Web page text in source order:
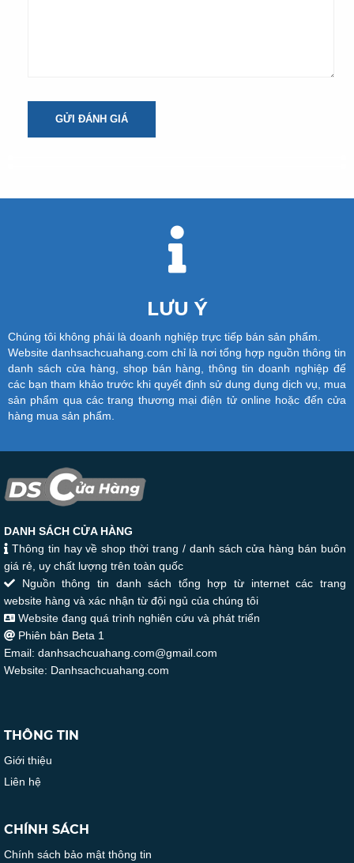
GỬI ĐÁNH GIÁ
LƯU Ý
Chúng tôi không phải là doanh nghiệp trực tiếp bán sản phẩm.
Website danhsachcuahang.com chỉ là nơi tổng hợp nguồn thông tin
danh sách cửa hàng, shop bán hàng, thông tin doanh nghiệp để
các bạn tham khảo trước khi quyết định sử dung dụng dịch vụ, mua
sản phẩm qua các trang thương mại điện tử online hoặc đến cửa
hàng mua sản phẩm.
DANH SÁCH CỬA HÀNG
Thông tin hay về shop thời trang / danh sách cửa hàng bán buôn
giá rẻ, uy chất lượng trên toàn quốc
Nguồn thông tin danh sách tổng hợp từ internet các trang
website hàng và xác nhận từ đội ngủ của chúng tôi
Website đang quá trình nghiên cứu và phát triển
Phiên bản Beta 1
Email: danhsachcuahang.com@gmail.com
Website: Danhsachcuahang.com
THÔNG TIN
Giới thiệu
Liên hệ
CHÍNH SÁCH
Chính sách bảo mật thông tin